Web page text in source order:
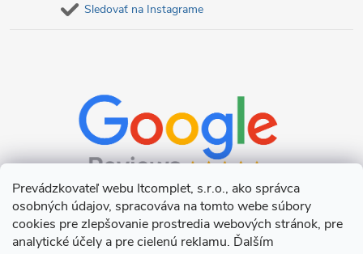
Prevádzkovateľ webu Itcomplet, s.r.o., ako správca
osobných údajov, spracováva na tomto webe súbory
cookies pre zlepšovanie prostredia webových stránok, pre
analytické účely a pre cielenú reklamu. Ďalším
Sledovať na Instagrame